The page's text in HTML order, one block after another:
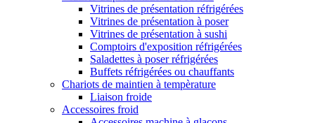
Vitrines de présentation réfrigérées
Vitrines de présentation à poser
Vitrines de présentation à sushi
Comptoirs d'exposition réfrigérées
Saladettes à poser réfrigérées
Buffets réfrigérées ou chauffants
Chariots de maintien à tempèrature
Liaison froide
Accessoires froid